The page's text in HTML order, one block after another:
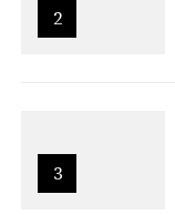
2
3